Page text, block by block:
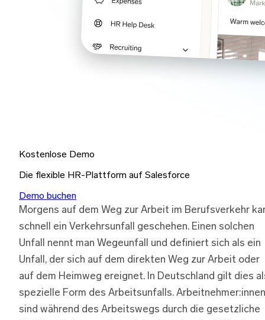
Kostenlose Demo
Die flexible HR-Plattform auf Salesforce
Demo buchen
Morgens auf dem Weg zur Arbeit im Berufsverkehr
schnell ein Verkehrsunfall geschehen. Einen solchen
Unfall nennt man Wegeunfall und definiert sich als ein
Unfall, der sich auf dem direkten Weg zur Arbeit oder
auf dem Heimweg ereignet. In Deutschland gilt dies
spezielle Form des Arbeitsunfalls. Arbeitnehmer:innen
sind während des Arbeitswegs durch die gesetzliche